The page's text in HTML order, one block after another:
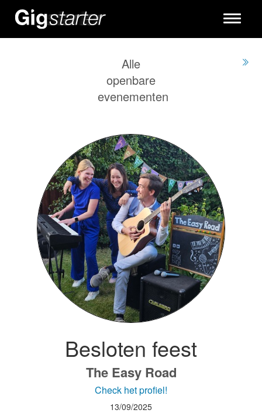
Toggle
Alle
openbare
evenementen
Besloten feest
The Easy Road
Check het profiel!
13/09/2025